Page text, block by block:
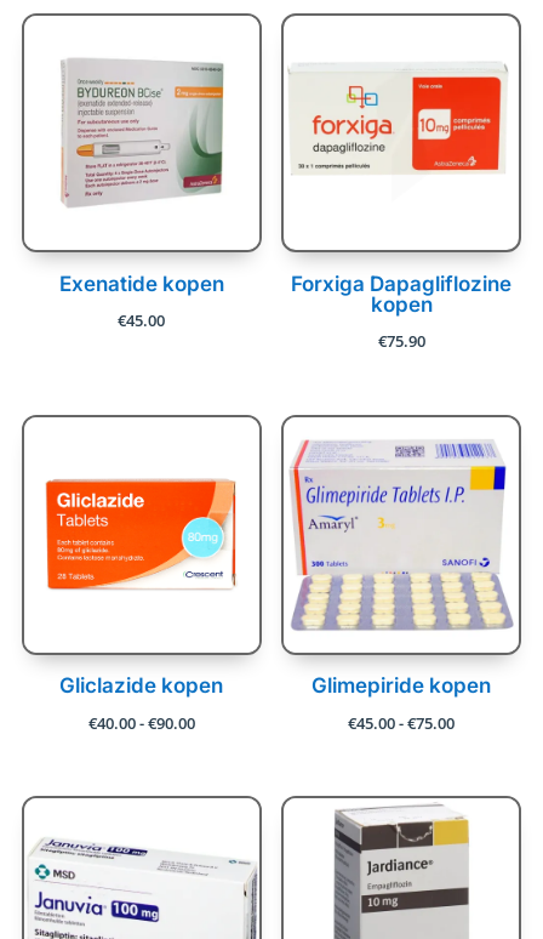
Exenatide kopen
€45.00
Forxiga Dapagliflozine
kopen
€75.90
Gliclazide kopen
€40.00-€90.00Prijsklasse:
Glimepiride kopen
€45.00-€75.00Prijsklasse:
€75.00